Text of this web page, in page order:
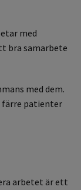
med
bra samarbete
med dem.
färre patienter
arbetet är ett